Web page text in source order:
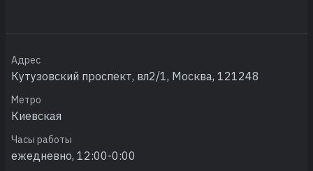
Адрес
Кутузовский проспект, вл2/1, Москва, 121248
Метро
Киевская
Часы работы
ежедневно, 12:00-0:00